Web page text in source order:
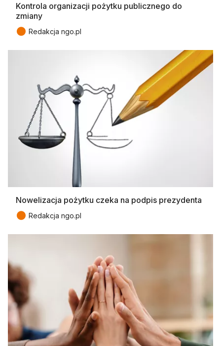
Kontrola organizacji pożytku publicznego do
zmiany
● Redakcja ngo.pl
Nowelizacja pożytku czeka na podpis prezydenta
● Redakcja ngo.pl